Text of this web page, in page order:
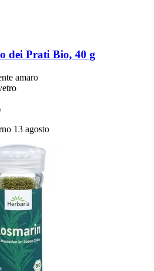
dei Prati Bio, 40 g
amaro
13 agosto